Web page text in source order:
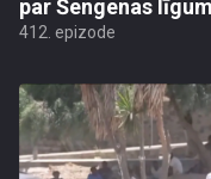
par Šengenas
412. epizode